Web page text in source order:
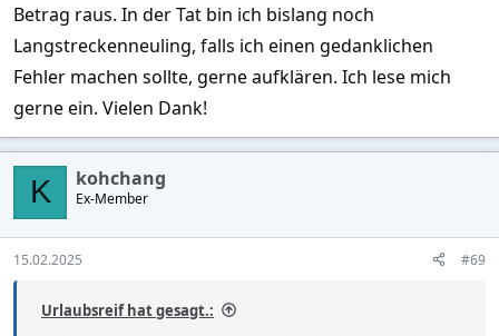
Betrag raus. In der Tat bin ich bislang noch
Langstreckenneuling, falls ich einen gedanklichen
Fehler machen sollte, gerne aufklären. Ich lese mich
gerne ein. Vielen Dank!
K kohchang
Ex-Member
15.02.2025 #69
Urlaubsreif hat gesagt.: